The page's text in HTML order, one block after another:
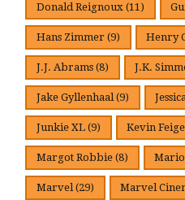
Donald Reignoux (11)
Hans Zimmer (9) Henry
J.J. Abrams (8) J.K.
Jake Gyllenhaal(9)
Junkie XL (9) Kevin Feige
Margot Robbie (8)
Marvel(29) Marvel